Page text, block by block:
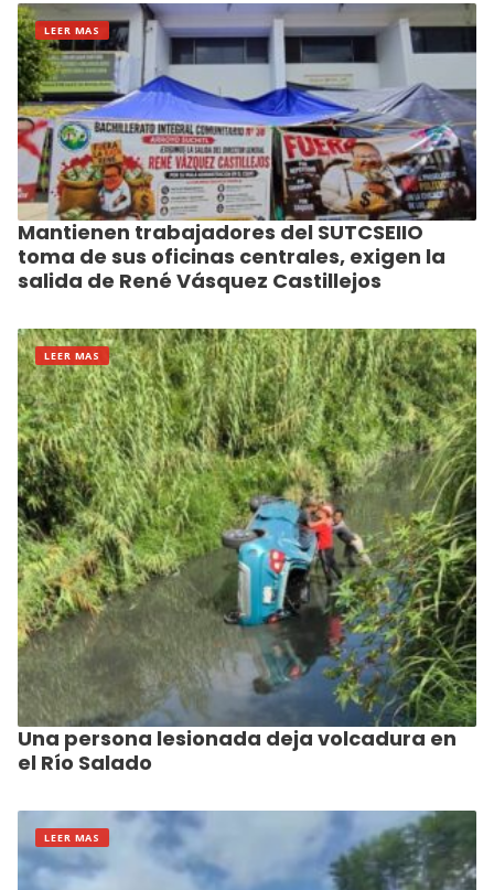
LEER MAS
Mantienen trabajadores del SUTCSEIIO
toma de sus oficinas centrales, exigen la
salida de René Vásquez Castillejos
LEER MAS
Una persona lesionada deja volcadura en
el Río Salado
LEER MAS